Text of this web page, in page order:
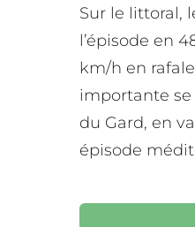
Sur le littoral,
l’épisode en
km/h en
importante se
du Gard, en
épisode